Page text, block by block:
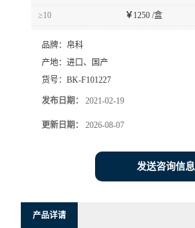
≥10 ￥ 1250 /盒
品牌： 帛科
产地： 进口、国产
货号： BK-F101227
发布日期： 2021-02-19
更新日期： 2026-08-07
发送咨询信息
产品详请